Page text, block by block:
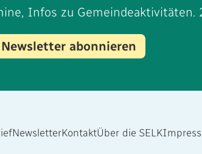
Infos zu Gemeindeaktivitäten.
Newsletter abonnieren
NewsletterKontaktÜber die SELK